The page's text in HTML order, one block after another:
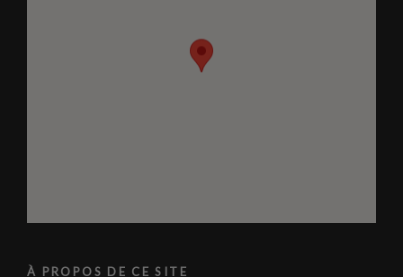
À PROPOS DE CE SITE